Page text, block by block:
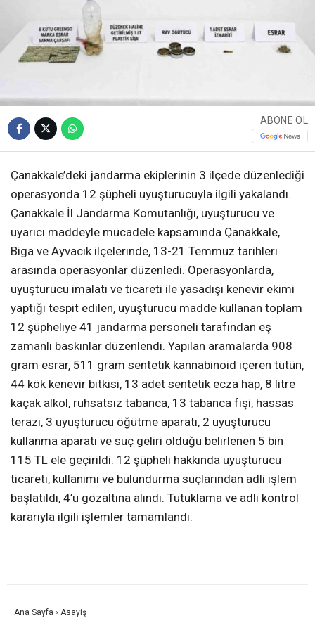
ABONE OL
Çanakkale’deki jandarma ekiplerinin 3 ilçede düzenlediği
operasyonda 12 şüpheli uyuşturucuyla ilgili yakalandı.
Çanakkale İl Jandarma Komutanlığı, uyuşturucu ve
uyarıcı maddeyle mücadele kapsamında Çanakkale,
Biga ve Ayvacık ilçelerinde, 13-21 Temmuz tarihleri
arasında operasyonlar düzenledi. Operasyonlarda,
uyuşturucu imalatı ve ticareti ile yasadışı kenevir ekimi
yaptığı tespit edilen, uyuşturucu madde kullanan toplam
12 şüpheliye 41 jandarma personeli tarafından eş
zamanlı baskınlar düzenlendi. Yapılan aramalarda 908
gram esrar, 511 gram sentetik kannabinoid içeren tütün,
44 kök kenevir bitkisi, 13 adet sentetik ecza hap, 8 litre
kaçak alkol, ruhsatsız tabanca, 13 tabanca fişi, hassas
terazi, 3 uyuşturucu öğütme aparatı, 2 uyuşturucu
kullanma aparatı ve suç geliri olduğu belirlenen 5 bin
115 TL ele geçirildi. 12 şüpheli hakkında uyuşturucu
ticareti, kullanımı ve bulundurma suçlarından adli işlem
başlatıldı, 4’ü gözaltına alındı. Tutuklama ve adli kontrol
kararıyla ilgili işlemler tamamlandı.
Ana Sayfa › Asayiş